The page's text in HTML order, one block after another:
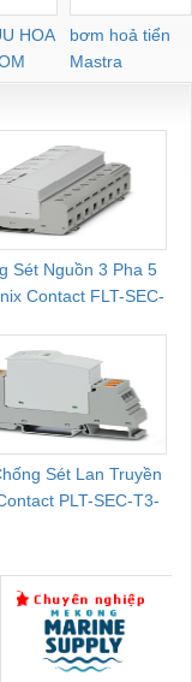
HOA
bơm hoả tiển
Mastra
Sét Nguồn 3 Pha 5
Contact FLT-SEC-
Sét Lan Truyền
PLT-SEC-T3-